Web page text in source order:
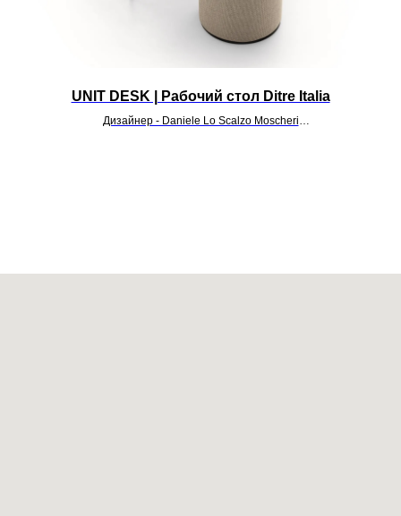
UNIT DESK | Рабочий стол Ditre Italia
Дизайнер - Daniele Lo Scalzo Moscheri